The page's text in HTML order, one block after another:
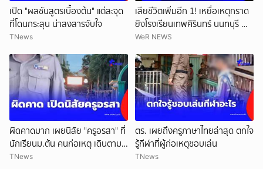
เปิด "ผลชันสูตรเบื้องต้น" แต่ละจุด
ที่โดนกระสุน น่าสงสารจับใจ
TNews
เสียชีวิตเพิ่มอีก 1! เหยื่อเหตุกราด
ยิงโรงเรียนเทพศิรินทร์ นนทบุรี ทำ
ยอดเสียชีวิตสะสมรวมเป็น 9 ราย
WeR NEWS
ผิดคาดมาก เผยนิสัย "ครูอรสา" ที่
นักเรียนม.ต้น คนก่อเหตุ เดินตาม
หา
TNews
ตร. เผยถึงครูภาษาไทยล่าสุด ตกใจ
รู้กีฬาที่ผู้ก่อเหตุชอบเล่น
TNews